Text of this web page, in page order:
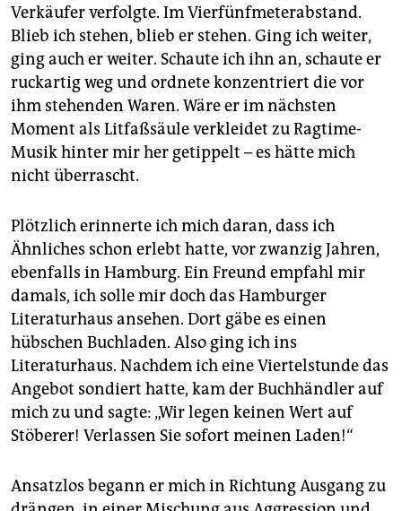
Verkäufer verfolgte. Im Vierfünfmeterabstand.
Blieb ich stehen, blieb er stehen. Ging ich weiter,
ging auch er weiter. Schaute ich ihn an, schaute er
ruckartig weg und ordnete konzentriert die vor
ihm stehenden Waren. Wäre er im nächsten
Moment als Litfaßsäule verkleidet zu Ragtime-
Musik hinter mir her getippelt – es hätte mich
nicht überrascht.
Plötzlich erinnerte ich mich daran, dass ich
Ähnliches schon erlebt hatte, vor zwanzig Jahren,
ebenfalls in Hamburg. Ein Freund empfahl mir
damals, ich solle mir doch das Hamburger
Literaturhaus ansehen. Dort gäbe es einen
hübschen Buchladen. Also ging ich ins
Literaturhaus. Nachdem ich eine Viertelstunde das
Angebot sondiert hatte, kam der Buchhändler auf
mich zu und sagte: „Wir legen keinen Wert auf
Stöberer! Verlassen Sie sofort meinen Laden!“
Ansatzlos begann er mich in Richtung Ausgang zu